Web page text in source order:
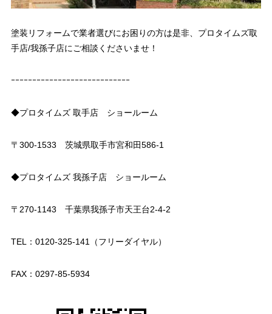
塗装リフォームで業者選びにお困りの方は是非、プロタイムズ取
手店/我孫子店にご相談くださいませ！
ｰｰｰｰｰｰｰｰｰｰｰｰｰｰｰｰｰｰｰｰｰｰｰｰｰｰｰｰ
◆プロタイムズ 取手店 ショールーム
〒300-1533 茨城県取手市宮和田586-1
◆プロタイムズ 我孫子店 ショールーム
〒270-1143 千葉県我孫子市天王台2-4-2
TEL：0120-325-141（フリーダイヤル）
FAX：0297-85-5934